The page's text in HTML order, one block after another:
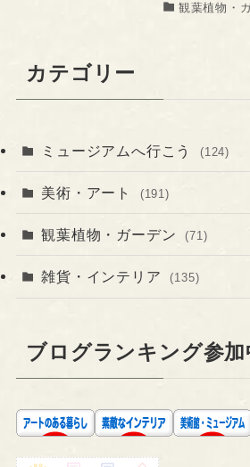
観葉植物・
カテゴリー
ミュージアムへ行こう (124)
美術・アート (191)
観葉植物・ガーデン (71)
雑貨・インテリア (135)
ブログランキング参加